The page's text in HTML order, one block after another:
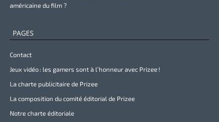
américaine du film ?
PAGES
Contact
Jeux vidéo : les gamers sont à l’honneur avec Prizee !
La charte publicitaire de Prizee
La composition du comité éditorial de Prizee
Notre charte éditoriale